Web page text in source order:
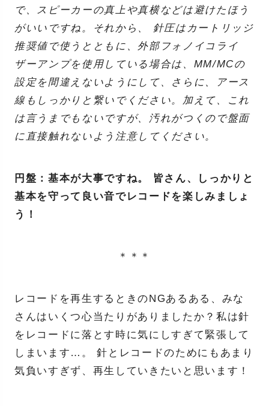
で、スピーカーの真上や真横などは避けたほう
がいいですね。それから、 針圧はカートリッジ
推奨値で使うとともに、外部フォノイコライ
ザーアンプを使用している場合は、MM/MCの
設定を間違えないようにして、さらに、アース
線もしっかりと繋いでください。加えて、これ
は言うまでもないですが、汚れがつくので盤面
に直接触れないよう注意してください。
円盤：基本が大事ですね。 皆さん、しっかりと
基本を守って良い音でレコードを楽しみましょ
う！
＊＊＊
レコードを再生するときのNGあるある、みな
さんはいくつ心当たりがありましたか？私は針
をレコードに落とす時に気にしすぎて緊張して
しまいます…。 針とレコードのためにもあまり
気負いすぎず、再生していきたいと思います！